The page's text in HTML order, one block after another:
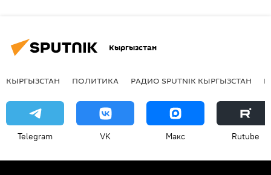
Кыргызстан
КЫРГЫЗСТАН ПОЛИТИКА РАДИО SPUTNIK КЫРГЫЗСТАН
Telegram VK Макс Rutube